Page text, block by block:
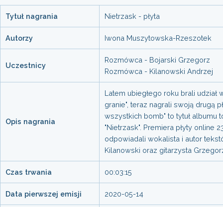
Tytuł nagrania Nietrzask - płyta
Autorzy Iwona Muszytowska-Rzeszotek
Uczestnicy
Rozmówca - Bojarski Grzegorz
Rozmówca - Kilanowski Andrzej
Opis nagrania
Latem ubiegłego roku brali udział
granie", teraz nagrali swoją drugą
wszystkich bomb" to tytuł albumu
"Nietrzask". Premiera płyty online
odpowiadali wokalista i autor
Kilanowski oraz gitarzysta
Czas trwania 00:03:15
Data pierwszej emisji 2020-05-14